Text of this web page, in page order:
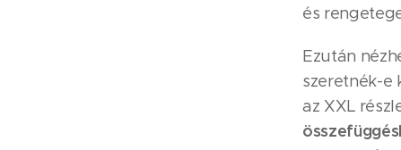
és
Ezután
szeretnék-e
az XXL